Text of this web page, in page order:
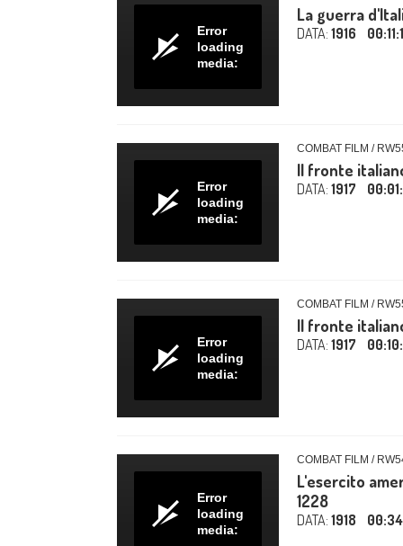
Error
loading
media:
La guerra
DATA: 1916
Error
loading
media:
COMBAT FILM /
Il fronte
DATA: 1917
Error
loading
media:
COMBAT FILM /
Il fronte
DATA: 1917
Error
loading
media:
COMBAT FILM /
L'esercito
1228
DATA: 1918